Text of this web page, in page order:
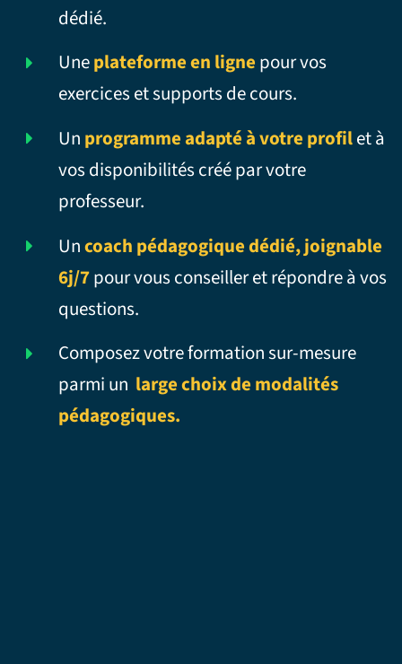
dédié.
Uneplateforme en ligne pour vos
exercices et supports de cours.
Un programme adapté à votre profilet à
vos disponibilités créé par votre
professeur.
Uncoach pédagogique dédié, joignable
6j/7pour vous conseiller et répondre à vos
questions.
Composez votre formation sur-mesure
parmi un large choix de modalités
pédagogiques.